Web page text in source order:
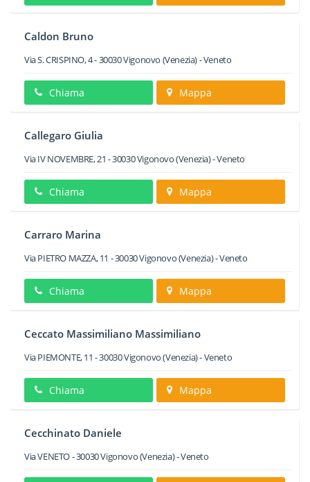
Caldon Bruno
Via S. CRISPINO, 4-30030Vigonovo (Venezia) -Veneto
Chiama Mappa
Callegaro Giulia
Via IV NOVEMBRE, 21 -30030Vigonovo(Venezia) -Veneto
Chiama Mappa
Carraro Marina
Via PIETRO MAZZA, 11 -30030Vigonovo(Venezia) -Veneto
Chiama Mappa
Ceccato Massimiliano Massimiliano
Via PIEMONTE, 11 -30030Vigonovo(Venezia) -Veneto
Chiama Mappa
Cecchinato Daniele
Via VENETO-30030Vigonovo(Venezia) -Veneto